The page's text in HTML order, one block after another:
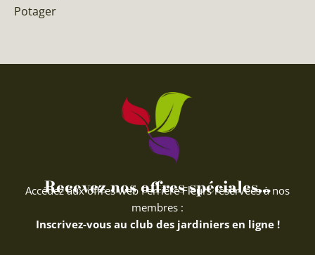
Potager
Recevez nos offres spéciales...
Accédez aux offres web Ferriere Fleurs réservées à nos
membres :
Inscrivez-vous au club des jardiniers en ligne !